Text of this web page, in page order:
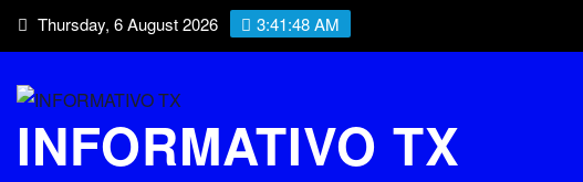
Skip Thursday, 6 August 2026 3:41:49 AM
INFORMATIVO TX